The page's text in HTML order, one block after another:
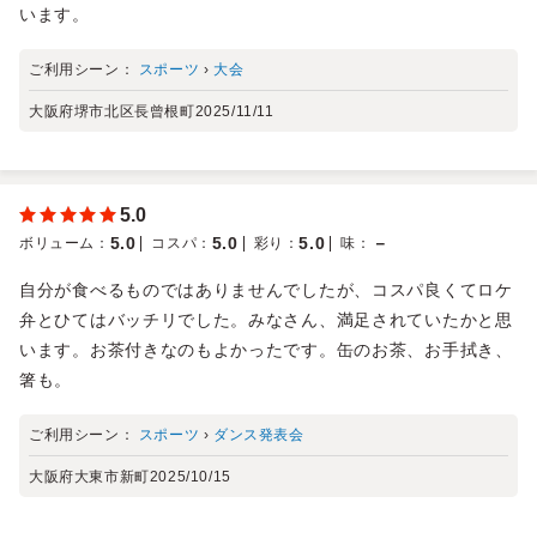
います。
ご利用シーン： スポーツ ›大会
大阪府堺市北区長曾根町2025/11/11
5.0
ボリューム ： 5.0 コスパ ： 5.0 彩り ：5.0 味 ： －
自分が食べるものではありませんでしたが、コスパ良くてロケ
弁とひてはバッチリでした。みなさん、満足されていたかと思
います。お茶付きなのもよかったです。缶のお茶、お手拭き、
箸も。
ご利用シーン： スポーツ › ダンス発表会
大阪府大東市新町2025/10/15